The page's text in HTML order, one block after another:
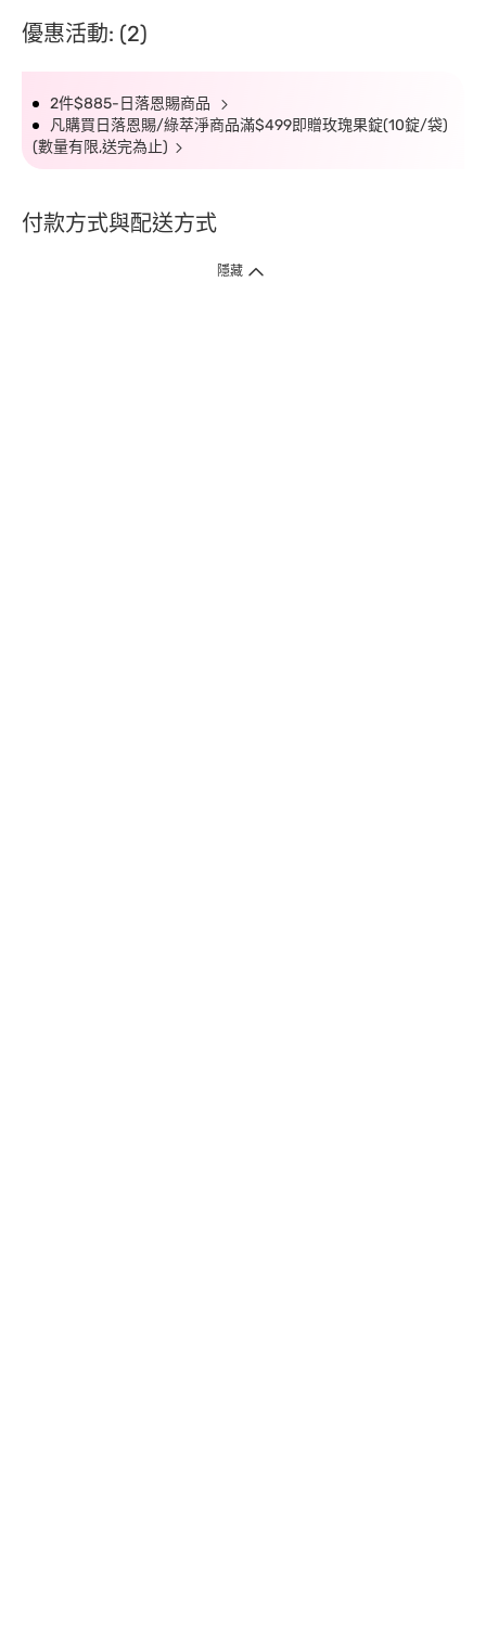
優惠活動: (2)
2件$885-日落恩賜商品
凡購買日落恩賜/綠萃淨商品滿$499即贈玫瑰果錠(10錠/袋)
(數量有限,送完為止)
付款方式與配送方式
隱藏